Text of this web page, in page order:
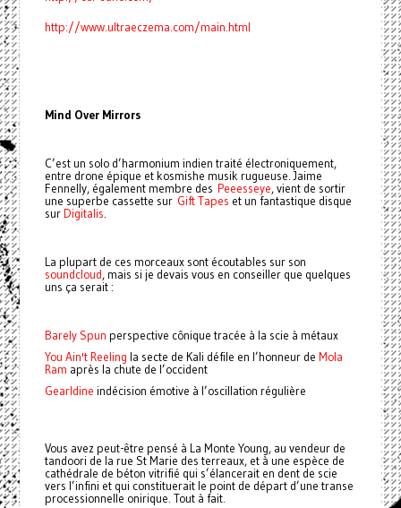
http://www.ultraeczema.com/main.html
Mind Over Mirrors
C’est un solo d’harmonium indien traité électroniquement,
entre drone épique et kosmishe musik rugueuse. Jaime
Fennelly, également membre des Peeesseye, vient de sortir
une superbe cassette sur Gift Tapes et un fantastique disque
surDigitalis.
La plupart de ces morceaux sont écoutables sur son
soundcloud, mais si je devais vous en conseiller que quelques
uns ça serait :
Barely Spun perspective cônique tracée à la scie à métaux
You Ain't Reeling la secte de Kali défile en l’honneur de Mola
Ram après la chute de l’occident
Gearldine indécision émotive à l’oscillation régulière
Vous avez peut-être pensé à La Monte Young, au vendeur de
tandoori de la rue St Marie des terreaux, et à une espèce de
cathédrale de béton vitrifié qui s’élancerait en dent de scie
vers l’infini et qui constituerait le point de départ d’une transe
processionnelle onirique. Tout à fait.